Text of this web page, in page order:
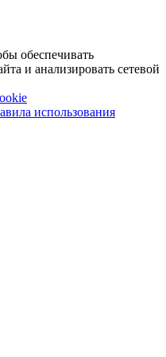
обеспечивать
и анализировать сетевой
использования